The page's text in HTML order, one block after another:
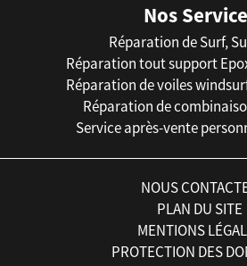
Nos
Réparation de Surf,
Réparation tout support
Réparation de voiles
Réparation de
Service après-vente
NOUS
PLAN DU SITE
MENTIONS
PROTECTION DES